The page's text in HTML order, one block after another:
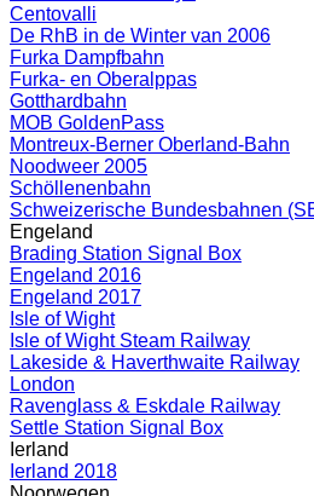
Centovalli
De RhB in de Winter van 2006
Furka Dampfbahn
Furka- en Oberalppas
Gotthardbahn
MOB GoldenPass
Montreux-Berner Oberland-Bahn
Noodweer 2005
Schöllenenbahn
Schweizerische Bundesbahnen
Engeland
Brading Station Signal Box
Engeland 2016
Engeland 2017
Isle of Wight
Isle of Wight Steam Railway
Lakeside & Haverthwaite Railway
London
Ravenglass & Eskdale Railway
Settle Station Signal Box
Ierland
Ierland 2018